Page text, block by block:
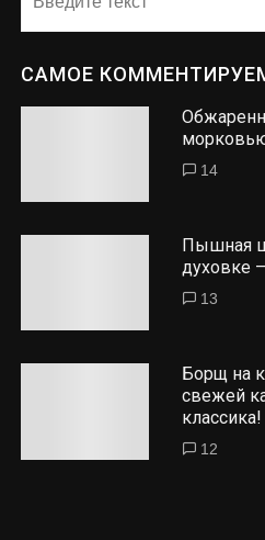
САМОЕ
14
Пышная
духовке
13
Борщ на
свежей
классика!
12